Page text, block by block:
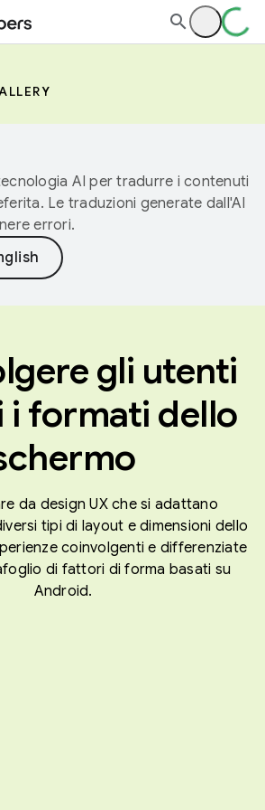
AI per tradurre i contenuti
Le traduzioni generate dall'AI
errori.
gli utenti
i formati dello
da design UX che si adattano
tipi di layout e dimensioni dello
coinvolgenti e differenziate
di fattori di forma basati su
Android.